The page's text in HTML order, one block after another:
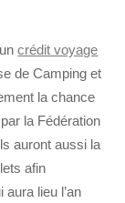
uncrédit voyage
de Camping et
la chance
la Fédération
auront aussi la
afin
lieu l’an